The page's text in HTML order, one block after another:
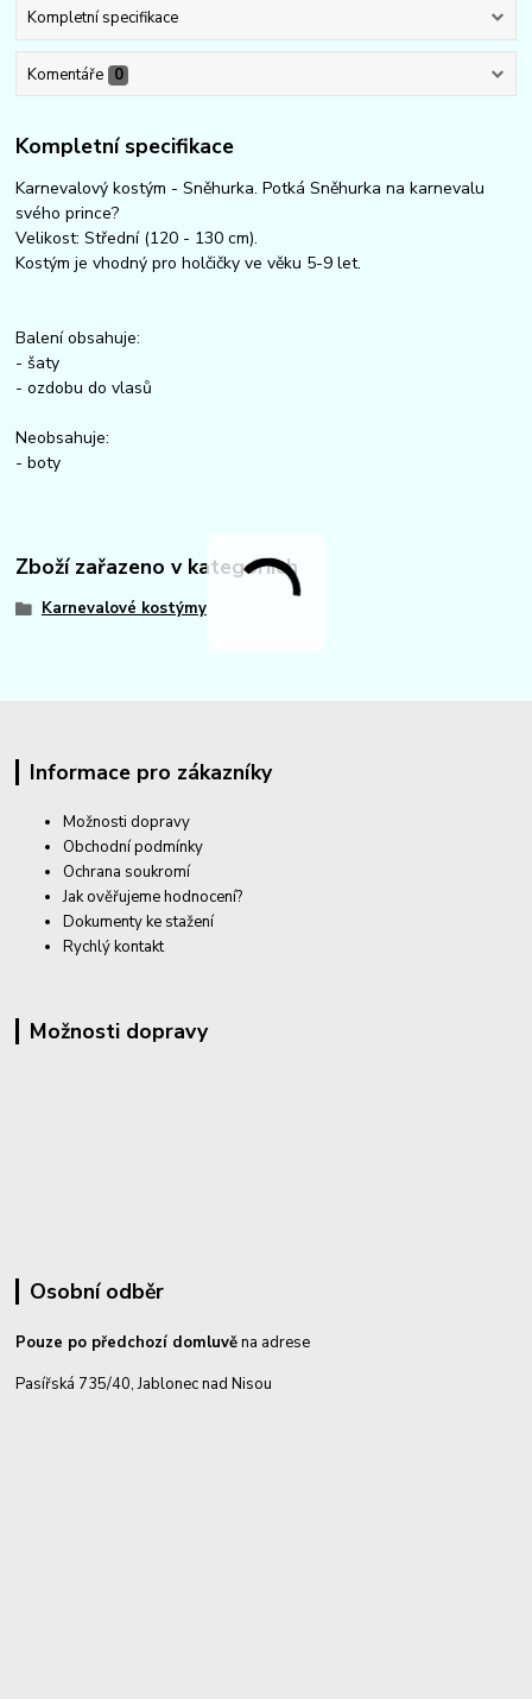
Kompletní specifikace
Komentáře 0
Kompletní specifikace
Karnevalový kostým - Sněhurka. Potká Sněhurka na karnevalu
svého prince?
Velikost: Střední (120 - 130 cm).
Kostým je vhodný pro holčičky ve věku 5-9 let.
Balení obsahuje:
- šaty
- ozdobu do vlasů
Neobsahuje:
- boty
Zboží zařazeno v kategoriích
Karnevalové kostýmy
Informace pro zákazníky
Možnosti dopravy
Obchodní podmínky
Ochrana soukromí
Jak ověřujeme hodnocení?
Dokumenty ke stažení
Rychlý kontakt
Možnosti dopravy
Osobní odběr
Pouze po předchozí domluvěna adrese
Pasířská 735/40, Jablonec nad Nisou